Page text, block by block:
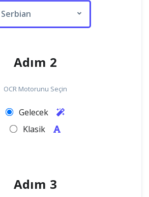
Serbian
Adım 2
OCR Motorunu Seçin
Gelecek
Klasik
Adım 3